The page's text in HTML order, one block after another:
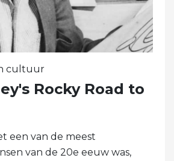
cultuur
Rocky Road to
een van de meest
van de 20e eeuw was,